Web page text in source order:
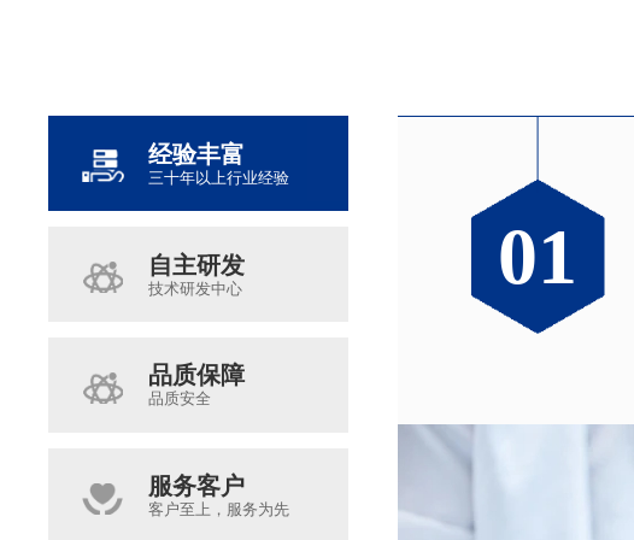
经验丰富
三十年以上行业经验
自主研发
技术研发中心
品质保障
品质安全
服务客户
客户至上，服务为先
01
02
03
04